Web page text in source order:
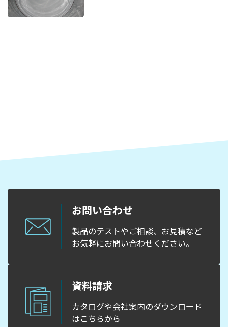
お問い合わせ
製品のテストやご相談、お見積など
お気軽にお問い合わせください。
資料請求
カタログや会社案内のダウンロード
はこちらから